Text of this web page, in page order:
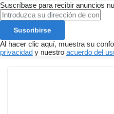
Suscríbase para recibir anuncios
Suscribirse
Al hacer clic aquí, muestra su
privacidad y nuestro acuerdo del